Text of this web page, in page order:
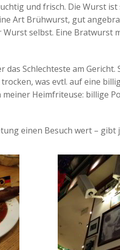
und frisch. Die Wurst
Art Brühwurst, gut
selbst. Eine Bratwurst
das Schlechteste am
was evtl. auf eine
Heimfriteuse: billige
einen Besuch wert – gibt